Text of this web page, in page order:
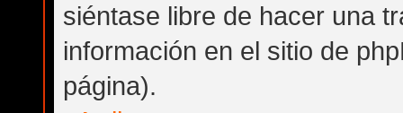
siéntase libre de hacer una
información en el sitio de
página).